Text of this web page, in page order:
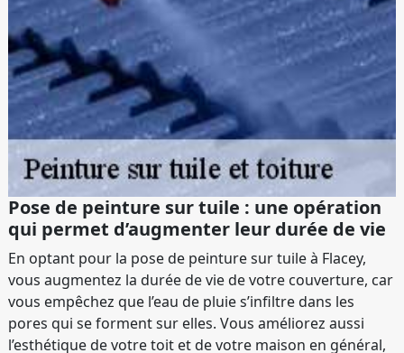
Pose de peinture sur tuile : une opération
qui permet d’augmenter leur durée de vie
En optant pour la pose de peinture sur tuile à Flacey,
vous augmentez la durée de vie de votre couverture, car
vous empêchez que l’eau de pluie s’infiltre dans les
pores qui se forment sur elles. Vous améliorez aussi
l’esthétique de votre toit et de votre maison en général,